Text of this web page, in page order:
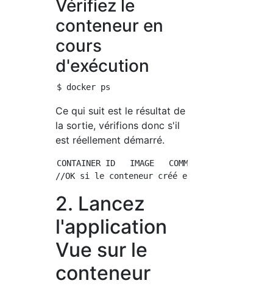
Vérifiez le
conteneur en
cours
d'exécution
Ce qui suit est le résultat de
la sortie, vérifions donc s'il
est réellement démarré.
CONTAINER ID   IMAGE   COMMAND   CREATED
2. Lancez
l'application
Vue sur le
conteneur